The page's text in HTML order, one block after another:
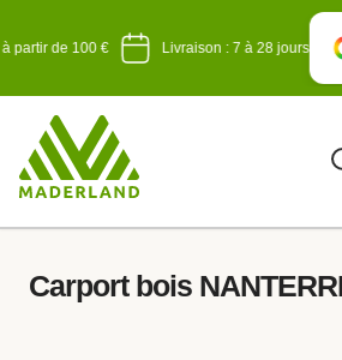
topartir de 100 € Livraison : 7 à 28 jours
Carport bois